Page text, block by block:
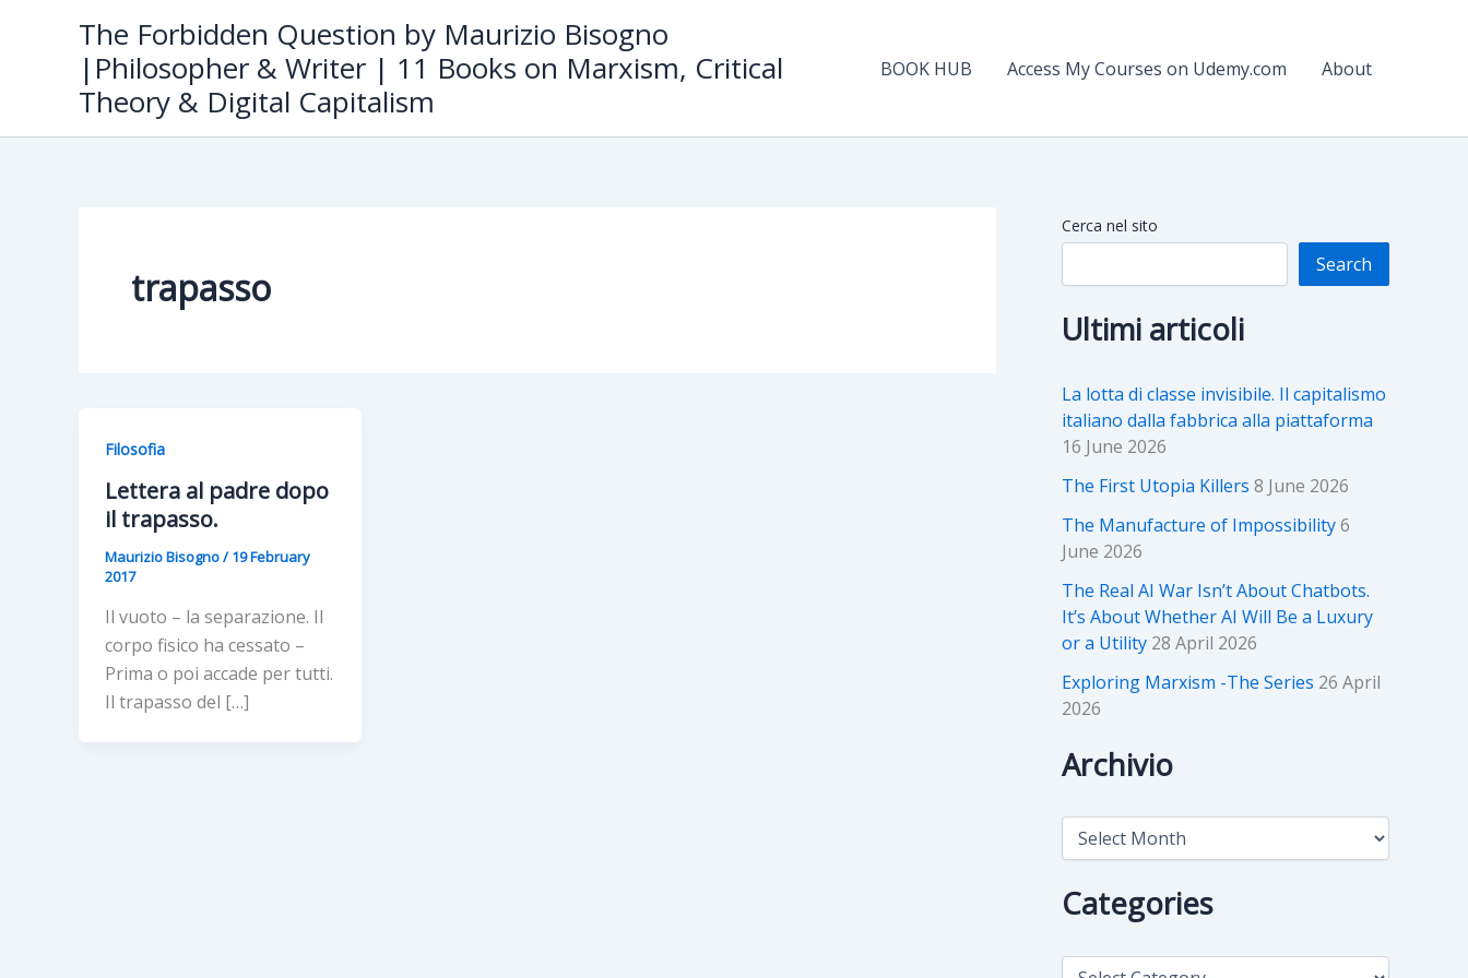
The Forbidden Question by Maurizio Bisogno
|Philosopher & Writer | 11 Books on Marxism, Critical
Theory & Digital Capitalism
BOOK HUB Access My Courses on Udemy.com About
trapasso
Filosofia
Lettera al padre dopo
il trapasso.
Maurizio Bisogno/19 February
2017
Il vuoto – la separazione. Il
corpo fisico ha cessato –
Prima o poi accade per tutti.
Il trapasso del […]
Cerca nel sito
Search
Ultimi articoli
La lotta di classe invisibile. Il capitalismo
italiano dalla fabbrica alla piattaforma
16 June 2026
The First Utopia Killers 8 June 2026
The Manufacture of Impossibility6
June 2026
The Real AI War Isn’t About Chatbots.
It’s About Whether AI Will Be a Luxury
or a Utility 28 April 2026
Exploring Marxism -The Series 26 April
2026
Archivio
A
h
i
Categories
C